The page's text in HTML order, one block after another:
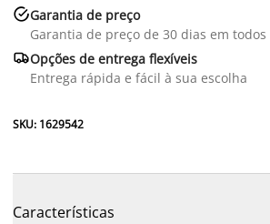
Garantia de preço
Garantia de preço de 30 dias em todos
Opções de entrega flexíveis
Entrega rápida e fácil à sua escolha
SKU: 1629542
Características